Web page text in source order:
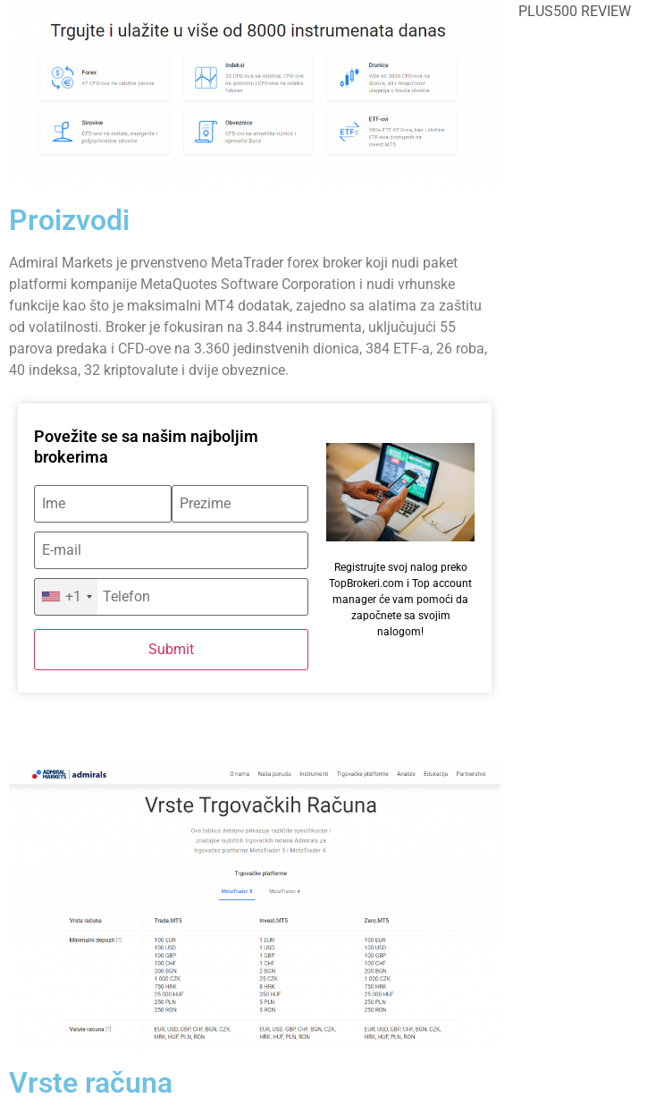
Proizvodi
Admiral Markets je prvenstveno MetaTrader forex broker koji nudi paket
platformi kompanije MetaQuotes Software Corporation i nudi vrhunske
funkcije kao što je maksimalni MT4 dodatak, zajedno sa alatima za zaštitu
od volatilnosti. Broker je fokusiran na 3.844 instrumenta, uključujući 55
parova predaka i CFD-ove na 3.360 jedinstvenih dionica, 384 ETF-a, 26 roba,
40 indeksa, 32 kriptovalute i dvije obveznice.
Povežite se sa našim najboljim
brokerima
+1
Submit
Registrujte svoj nalog preko
TopBrokeri.com i Top account
manager će vam pomoći da
započnete sa svojim
nalogom!
Vrste računa
PLUS500 REVIEW